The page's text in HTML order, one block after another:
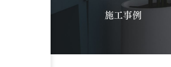
施工事例